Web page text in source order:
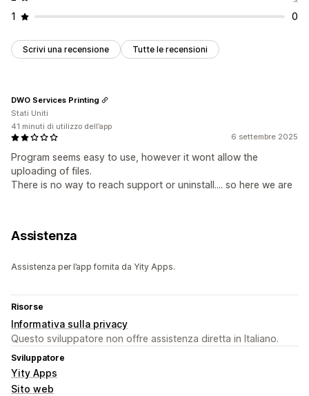
1
0
Scrivi una recensione Tutte le recensioni
6 settembre 2025
Program seems easy to use, however it wont allow the
uploading of files.
There is no way to reach support or uninstall.... so here we are
DWO Services Printing
Stati Uniti
41 minuti di utilizzo dell’app
Assistenza
Assistenza per l’app fornita da Yity Apps.
Risorse
Informativa sulla privacy
Questo sviluppatore non offre assistenza diretta in Italiano.
Sviluppatore
Yity Apps
Sito web